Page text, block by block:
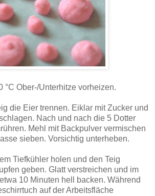
°C Ober-/Unterhitze vorheizen.
die Eier trennen. Eiklar mit Zucker und
Nach und nach die 5 Dotter
Mehl mit Backpulver vermischen
sieben. Vorsichtig unterheben.
Tiefkühler holen und den Teig
geben. Glatt verstreichen und im
10 Minuten hell backen. Während
auf der Arbeitsfläche